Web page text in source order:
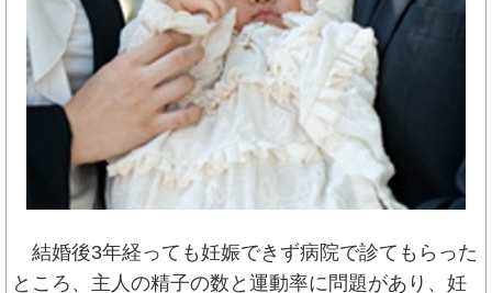
結婚後3年経っても妊娠できず病院で診てもらった
ところ、主人の精子の数と運動率に問題があり、妊